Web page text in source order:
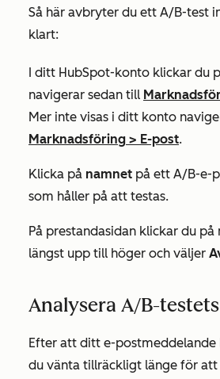
Så här avbryter du ett A/B-test
klart:
I ditt HubSpot-konto klickar du
navigerar sedan till
Mer inte visas i ditt konto
Marknadsföring > E-post.
Klicka på namnet på ett A/B-e-
som håller på att testas.
På prestandasidan klickar du på
längst upp till höger och väljer
Analysera A/B-
Efter att ditt e-postmeddelande
du vänta tillräckligt länge för att